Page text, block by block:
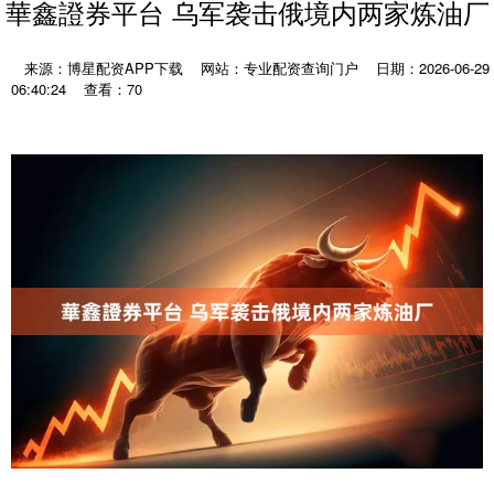
華鑫證券平台 乌军袭击俄境内两家炼油厂
来源：博星配资APP下载 网站：专业配资查询门户
日期：2026-06-29
06:40:24
查看：70